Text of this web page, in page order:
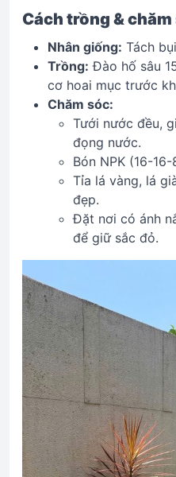
Cách trồng &
Nhân giống: Tách
Trồng: Đào hố sâu
cơ hoai mục trước
Chăm sóc:
Tưới nước đều,
đọng nước.
Bón NPK (16-
Tỉa lá vàng, lá
đẹp.
Đặt nơi có ánh
để giữ sắc đỏ.